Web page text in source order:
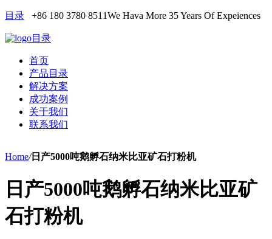
目录 +86 180 3780 8511We Hava More 35 Years Of Expeiences
目录
首页
产品目录
解决方案
成功案例
关于我们
联系我们
Home/日产5000吨鹅孵石纳米比亚矿石打粉机
日产5000吨鹅孵石纳米比亚矿
石打粉机